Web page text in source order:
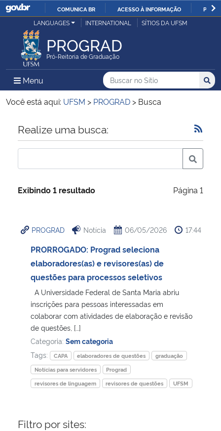
IR
O
COMUNICA BR ACESSO À INFORMAÇÃO
Ministério da Justiça e Segurança Pública
Ministério da Defesa
Ministério das Relações Exteriores
Ministério da Economia
Ministério da Infraestrutura
Ministério da Cidadania
Ministério de Minas e Energia
Ministério da Ciência, Tecnologia, Inovações e Comunicações
Ministério do Meio Ambiente
Ministério do Turismo
Ministério do Desenvolvimento Regional
LANGUAGES INTERNATIONAL SÍTIOS DA UFSM
PROGRAD
Pró-Reitoria de Graduação
Menu Menu Principal do Sítio
Busca
Buscar no no Sítio
Busca:
Você está aqui: UFSM > PROGRAD > Busca
Início do conteúdo
Realize uma busca:
Exibindo 1 resultado Página 1
PROGRAD Notícia 06/05/2026 17:44
PRORROGADO: Prograd seleciona
elaboradores(as) e revisores(as) de
questões para processos seletivos
A Universidade Federal de Santa Maria abriu
inscrições para pessoas interessadas em
colaborar com atividades de elaboração e revisão
de questões, […]
Categoria: Sem categoria
Tags:
CAPA elaboradores de questões
graduação
Notícias para servidores
Prograd
revisores de linguagem
revisores de questões UFSM
Filtro por sites: